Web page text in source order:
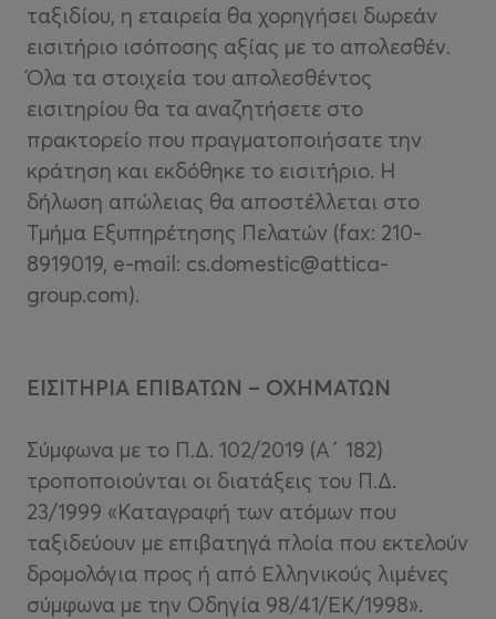
ταξιδίου, η εταιρεία θα χορηγήσει δωρεάν
εισιτήριο ισόποσης αξίας με το απολεσθέν.
Όλα τα στοιχεία του απολεσθέντος
εισιτηρίου θα τα αναζητήσετε στο
πρακτορείο που πραγματοποιήσατε την
κράτηση και εκδόθηκε το εισιτήριο. Η
δήλωση απώλειας θα αποστέλλεται στο
Τμήμα Εξυπηρέτησης Πελατών (fax: 210-
8919019, e-mail: cs.domestic@attica-
group.com).
ΕΙΣΙΤΗΡΙΑ ΕΠΙΒΑΤΩΝ – ΟΧΗΜΑΤΩΝ
Σύμφωνα με το Π.Δ. 102/2019 (Α΄ 182)
τροποποιούνται οι διατάξεις του Π.Δ.
23/1999 «Καταγραφή των ατόμων που
ταξιδεύουν με επιβατηγά πλοία που εκτελούν
δρομολόγια προς ή από Ελληνικούς λιμένες
σύμφωνα με την Οδηγία 98/41/EK/1998».